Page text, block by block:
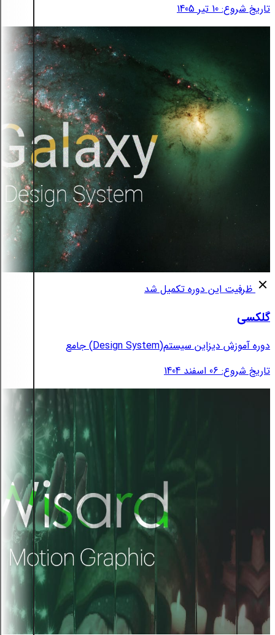
تاریخ شروع: 10 تیر 1405
ظرفیت این دوره تکمیل شد
گلکسی
دوره آموزش دیزاین سیستم(Design System) جامع
تاریخ شروع: 06 اسفند 1404